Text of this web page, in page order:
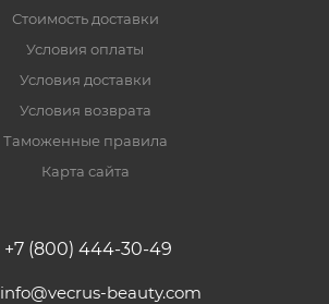
Стоимость доставки
Условия оплаты
Условия доставки
Условия возврата
Таможенные правила
Карта сайта
+7 (800) 444-30-49
info@vecrus-beauty.com